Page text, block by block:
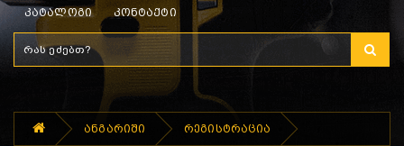
კატალოგი
კონტაქტი
ანგარიში რეგისტრაცია